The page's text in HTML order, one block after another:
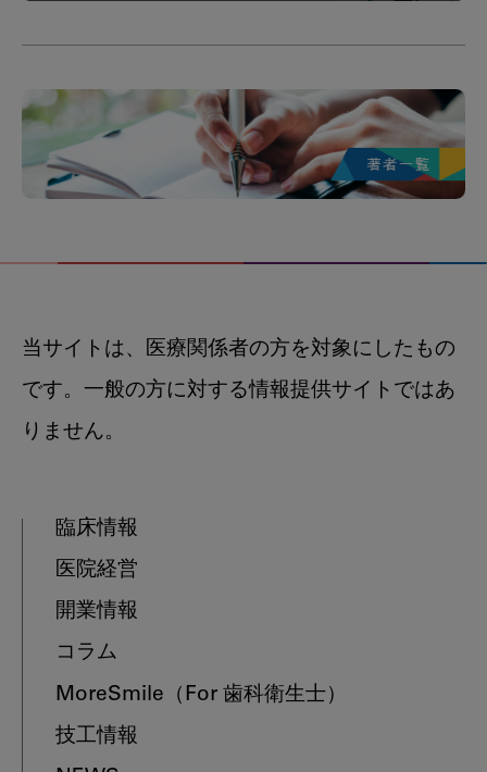
当サイトは、医療関係者の方を対象にしたもの
です。一般の方に対する情報提供サイトではあ
りません。
臨床情報
医院経営
開業情報
コラム
MoreSmile （For 歯科衛生士）
技工情報